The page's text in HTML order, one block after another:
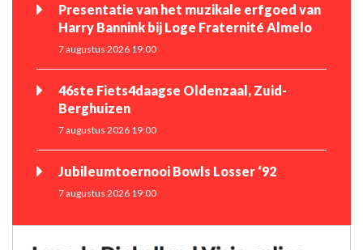
Presentatie van het muzikale erfgoed van
Harry Bannink bij Loge Fraternité Almelo
7 augustus 2026 19:00
46ste Fiets4daagse Oldenzaal, Zuid-
Berghuizen
7 augustus 2026 19:00
Jubileumtoernooi Bowls Losser ‘92
7 augustus 2026 19:00